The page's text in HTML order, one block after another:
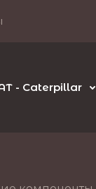
- Caterpillar